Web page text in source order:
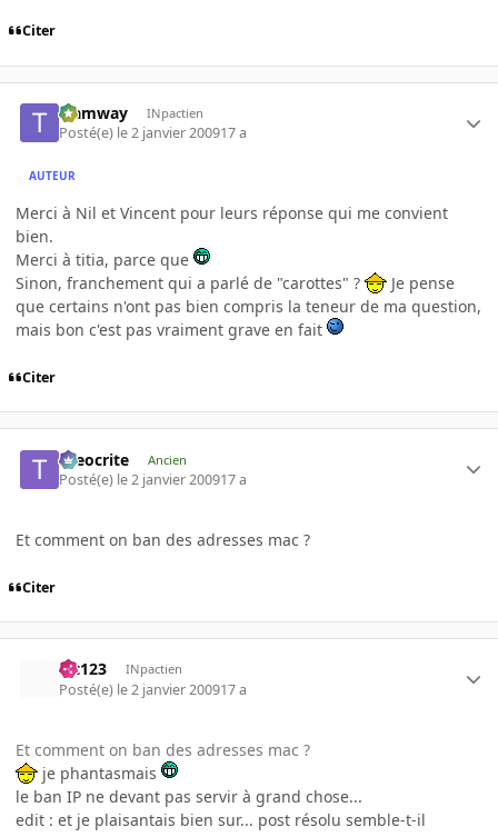
Citer
tramway INpactien
Posté(e) le 2 janvier 200917 a
AUTEUR
Merci à Nil et Vincent pour leurs réponse qui me convient
bien.
Merci à titia, parce que
Sinon, franchement qui a parlé de "carottes" ?
Je pense
que certains n'ont pas bien compris la teneur de ma question,
mais bon c'est pas vraiment grave en fait
Citer
theocrite Ancien
Posté(e) le 2 janvier 200917 a
Et comment on ban des adresses mac ?
Citer
lut123 INpactien
Posté(e) le 2 janvier 200917 a
Et comment on ban des adresses mac ?
je phantasmais
le ban IP ne devant pas servir à grand chose...
edit : et je plaisantais bien sur... post résolu semble-t-il